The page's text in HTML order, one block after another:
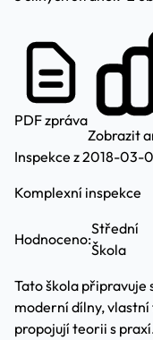
PDF zpráva
Zobrazit
Inspekce z 2018-03-
Komplexní inspekce
Hodnoceno:
Střední
Škola
Tato škola připravuje
moderní dílny,
propojují teorii s